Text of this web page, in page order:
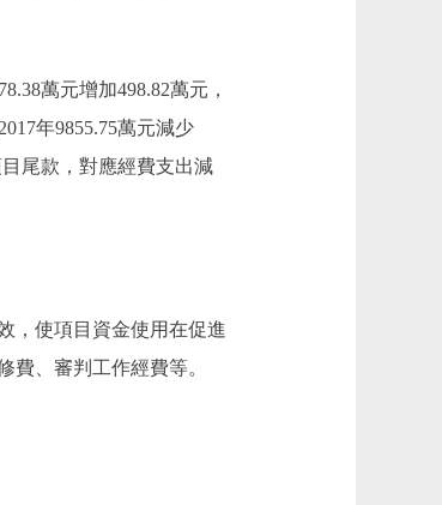
萬元增加498.82萬元，
年9855.75萬元減少
尾款，對應經費支出減
，使項目資金使用在促進
、審判工作經費等。